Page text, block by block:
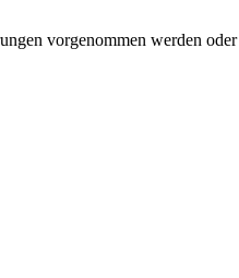
vorgenommen werden